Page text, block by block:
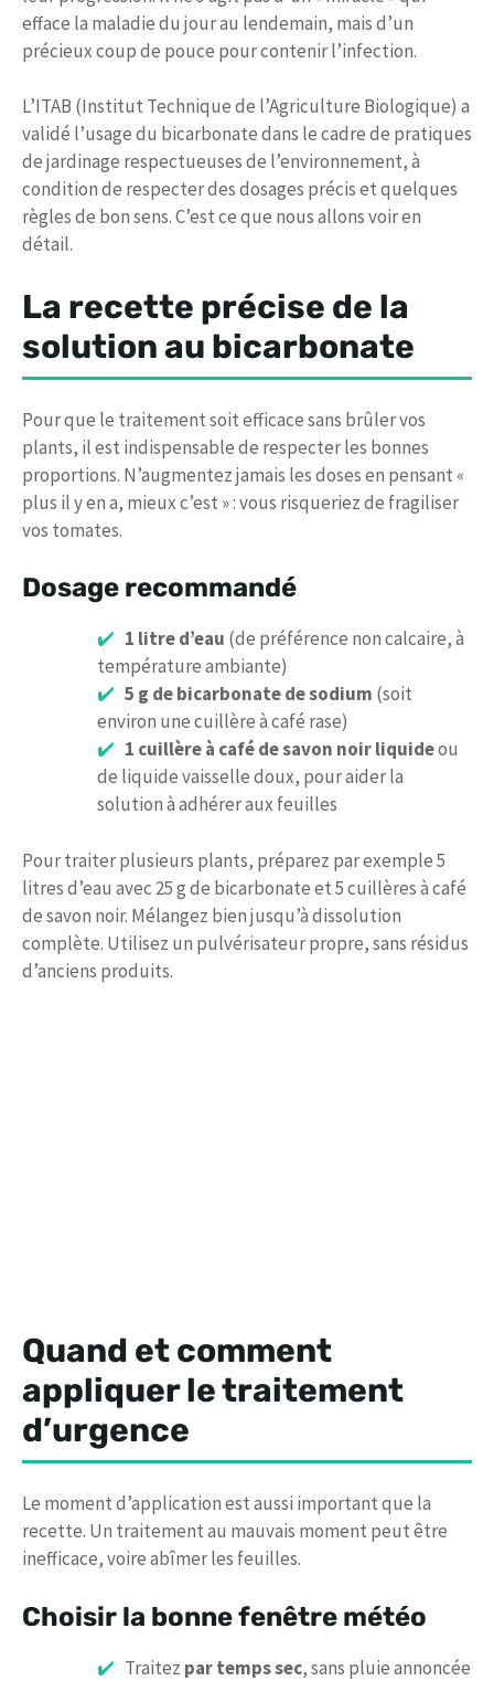
efface la maladie du jour au lendemain, mais d’un
précieux coup de pouce pour contenir l’infection.
L’ITAB (Institut Technique de l’Agriculture Biologique) a
validé l’usage du bicarbonate dans le cadre de pratiques
de jardinage respectueuses de l’environnement, à
condition de respecter des dosages précis et quelques
règles de bon sens. C’est ce que nous allons voir en
détail.
La recette précise de la
solution au bicarbonate
Pour que le traitement soit efficace sans brûler vos
plants, il est indispensable de respecter les bonnes
proportions. N’augmentez jamais les doses en pensant «
plus il y en a, mieux c’est » : vous risqueriez de fragiliser
vos tomates.
Dosage recommandé
1 litre d’eau (de préférence non calcaire, à
température ambiante)
5 g de bicarbonate de sodium (soit
environ une cuillère à café rase)
1 cuillère à café de savon noir liquideou
de liquide vaisselle doux, pour aider la
solution à adhérer aux feuilles
Pour traiter plusieurs plants, préparez par exemple 5
litres d’eau avec 25 g de bicarbonate et 5 cuillères à café
de savon noir. Mélangez bien jusqu’à dissolution
complète. Utilisez un pulvérisateur propre, sans résidus
d’anciens produits.
Quand et comment
appliquer le traitement
d’urgence
Le moment d’application est aussi important que la
recette. Un traitement au mauvais moment peut être
inefficace, voire abîmer les feuilles.
Choisir la bonne fenêtre météo
Traitez par temps sec, sans pluie annoncée